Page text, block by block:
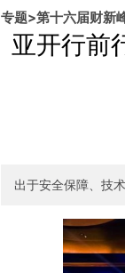
专题>第十六届财新
亚开行前
出于安全保障、技